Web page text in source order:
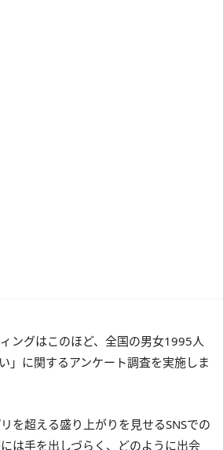
ングはこのほど、全国の男女1995人
」に関するアンケート調査を実施しま
を超える盛り上がりを見せるSNSでの
は手を出しづらく、どのように出会